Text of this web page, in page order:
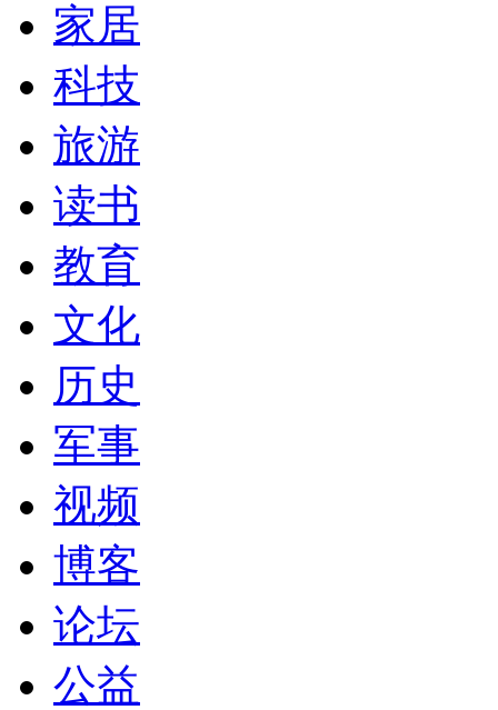
家居
科技
旅游
读书
教育
文化
历史
军事
视频
博客
论坛
公益